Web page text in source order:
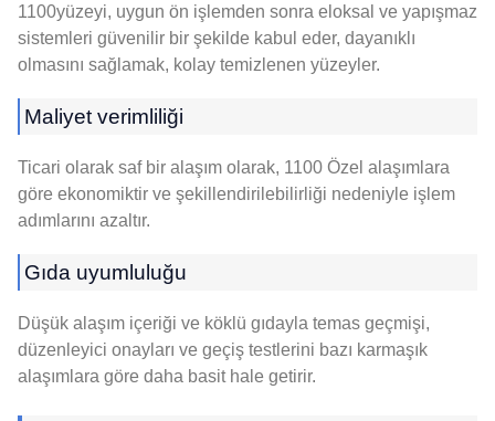
1100yüzeyi, uygun ön işlemden sonra eloksal ve yapışmaz
sistemleri güvenilir bir şekilde kabul eder, dayanıklı
olmasını sağlamak, kolay temizlenen yüzeyler.
Maliyet verimliliği
Ticari olarak saf bir alaşım olarak, 1100 Özel alaşımlara
göre ekonomiktir ve şekillendirilebilirliği nedeniyle işlem
adımlarını azaltır.
Gıda uyumluluğu
Düşük alaşım içeriği ve köklü gıdayla temas geçmişi,
düzenleyici onayları ve geçiş testlerini bazı karmaşık
alaşımlara göre daha basit hale getirir.